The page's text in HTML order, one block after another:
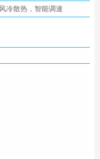
风冷散热，智能调速